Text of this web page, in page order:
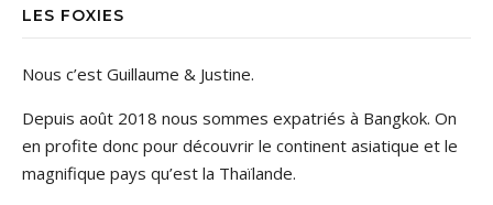
LES FOXIES
Nous c’est Guillaume & Justine.
Depuis août 2018 nous sommes expatriés à Bangkok. On
en profite donc pour découvrir le continent asiatique et le
magnifique pays qu’est la Thaïlande.